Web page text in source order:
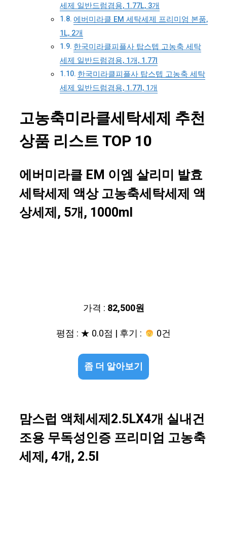
세제 일반드럼겸용, 1.77L, 3개
에버미라클 EM 세탁세제 프리미엄 본품,
1L, 2개
한국미라클피플사 탑스텝 고농축 세탁
세제 일반드럼겸용, 1개, 1.77l
한국미라클피플사 탑스텝 고농축 세탁
세제 일반드럼겸용, 1.77l, 1개
고농축미라클세탁세제 추천
상품 리스트 TOP 10
에버미라클 EM 이엠 살리미 발효
세탁세제 액상 고농축세탁세제 액
상세제, 5개, 1000ml
가격 : 82,500원
평점 : ★ 0.0점 | 후기 :
0건
좀 더 알아보기
맘스럽 액체세제2.5LX4개 실내건
조용 무독성인증 프리미엄 고농축
세제, 4개, 2.5l